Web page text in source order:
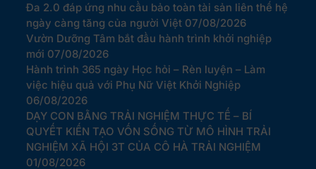
Đa 2.0 đáp ứng nhu cầu bảo toàn tài sản liên thế hệ
ngày càng tăng của người Việt 07/08/2026
Vườn Dưỡng Tâm bắt đầu hành trình khởi nghiệp
mới 07/08/2026
Hành trình 365 ngày Học hỏi – Rèn luyện – Làm
việc hiệu quả với Phụ Nữ Việt Khởi Nghiệp
06/08/2026
DẠY CON BẰNG TRẢI NGHIỆM THỰC TẾ – BÍ
QUYẾT KIẾN TẠO VỐN SỐNG TỪ MÔ HÌNH TRẢI
NGHIỆM XÃ HỘI 3T CỦA CÔ HÀ TRẢI NGHIỆM
01/08/2026